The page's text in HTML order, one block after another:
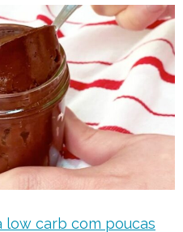
low carb com poucas